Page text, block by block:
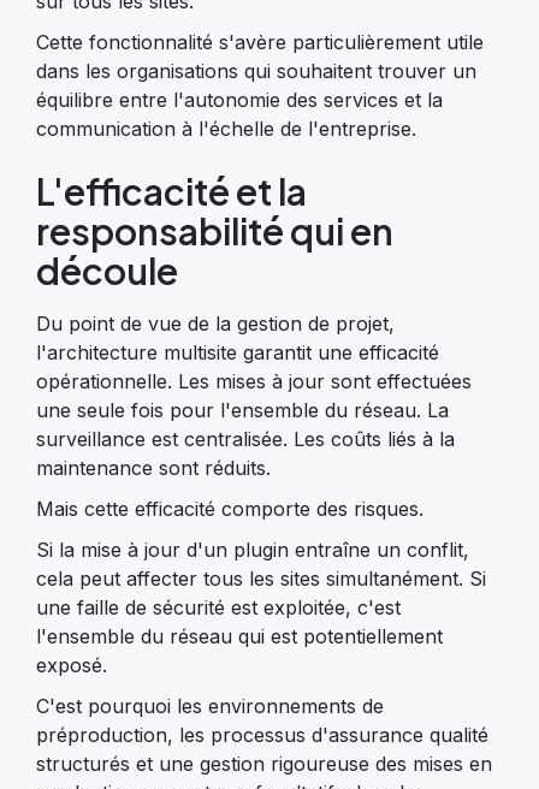
Cette fonctionnalité s'avère particulièrement utile
dans les organisations qui souhaitent trouver un
équilibre entre l'autonomie des services et la
communication à l'échelle de l'entreprise.
L'efficacité et la
responsabilité qui en
découle
Du point de vue de la gestion de projet,
l'architecture multisite garantit une efficacité
opérationnelle. Les mises à jour sont effectuées
une seule fois pour l'ensemble du réseau. La
surveillance est centralisée. Les coûts liés à la
maintenance sont réduits.
Mais cette efficacité comporte des risques.
Si la mise à jour d'un plugin entraîne un conflit,
cela peut affecter tous les sites simultanément. Si
une faille de sécurité est exploitée, c'est
l'ensemble du réseau qui est potentiellement
exposé.
C'est pourquoi les environnements de
préproduction, les processus d'assurance qualité
structurés et une gestion rigoureuse des mises en